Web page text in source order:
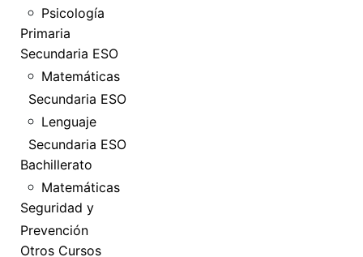
Psicología
Primaria
Secundaria ESO
Matemáticas
Secundaria ESO
Lenguaje
Secundaria ESO
Bachillerato
Matemáticas
Seguridad y
Prevención
Otros Cursos